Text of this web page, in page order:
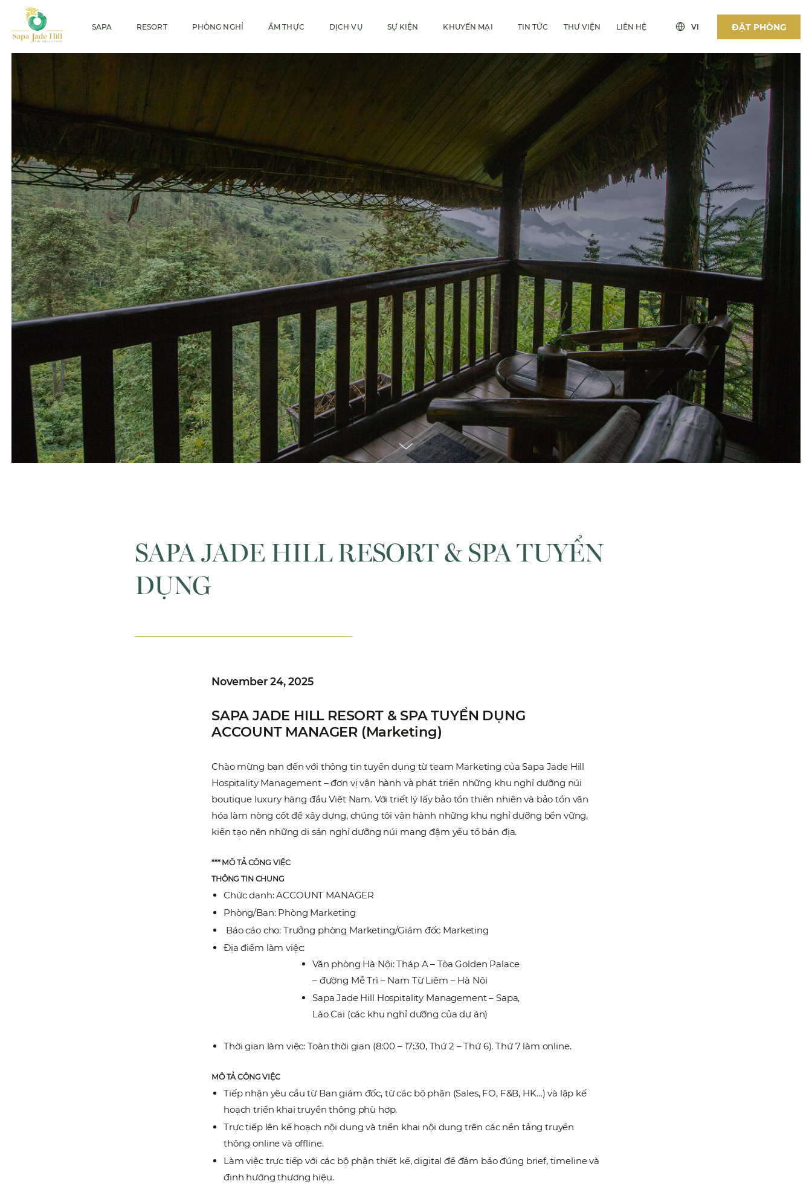
SAPA RESORT PHÒNG NGHỈ ẨM THỰC DỊCH VỤ SỰ KIỆN KHUYẾN MẠI TIN TỨC THƯ VIỆN LIÊN HỆ VI ĐẶT PHÒNG
SAPA JADE HILL RESORT & SPA TUYỂN
DỤNG
November 24, 2025
SAPA JADE HILL RESORT & SPA TUYỂN DỤNG
ACCOUNT MANAGER (Marketing)
Chào mừng bạn đến với thông tin tuyển dụng từ team Marketing của Sapa Jade Hill
Hospitality Management – đơn vị vận hành và phát triển những khu nghỉ dưỡng núi
boutique luxury hàng đầu Việt Nam. Với triết lý lấy bảo tồn thiên nhiên và bảo tồn văn
hóa làm nòng cốt để xây dựng, chúng tôi vận hành những khu nghỉ dưỡng bền vững,
kiến tạo nên những di sản nghỉ dưỡng núi mang đậm yếu tố bản địa.
*** MÔ TẢ CÔNG VIỆC
THÔNG TIN CHUNG
Chức danh: ACCOUNT MANAGER
Phòng/Ban: Phòng Marketing
Báo cáo cho: Trưởng phòng Marketing/Giám đốc Marketing
Địa điểm làm việc:
Văn phòng Hà Nội: Tháp A – Tòa Golden Palace
– đường Mễ Trì – Nam Từ Liêm – Hà Nội
Sapa Jade Hill Hospitality Management – Sapa,
Lào Cai (các khu nghỉ dưỡng của dự án)
Thời gian làm việc: Toàn thời gian (8:00 – 17:30, Thứ 2 – Thứ 6). Thứ 7 làm online.
MÔ TẢ CÔNG VIỆC
Tiếp nhận yêu cầu từ Ban giám đốc, từ các bộ phận (Sales, FO, F&B, HK…) và lập kế
hoạch triển khai truyền thông phù hợp.
Trực tiếp lên kế hoạch nội dung và triển khai nội dung trên các nền tảng truyền
thông online và offline.
Làm việc trực tiếp với các bộ phận thiết kế, digital để đảm bảo đúng brief, timeline và
định hướng thương hiệu.